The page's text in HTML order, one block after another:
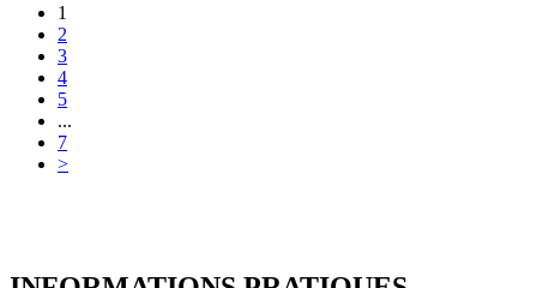
1
2
3
4
5
...
7
>